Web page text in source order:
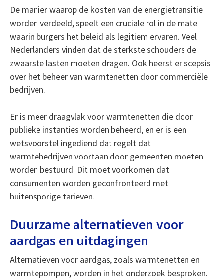
De manier waarop de kosten van de energietransitie
worden verdeeld, speelt een cruciale rol in de mate
waarin burgers het beleid als legitiem ervaren. Veel
Nederlanders vinden dat de sterkste schouders de
zwaarste lasten moeten dragen. Ook heerst er scepsis
over het beheer van warmtenetten door commerciële
bedrijven.
Er is meer draagvlak voor warmtenetten die door
publieke instanties worden beheerd, en er is een
wetsvoorstel ingediend dat regelt dat
warmtebedrijven voortaan door gemeenten moeten
worden bestuurd. Dit moet voorkomen dat
consumenten worden geconfronteerd met
buitensporige tarieven.
Duurzame alternatieven voor
aardgas en uitdagingen
Alternatieven voor aardgas, zoals warmtenetten en
warmtepompen, worden in het onderzoek besproken.